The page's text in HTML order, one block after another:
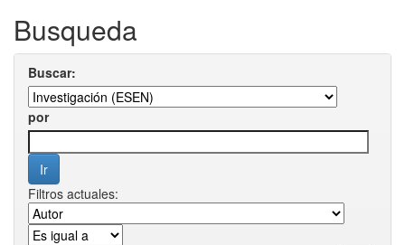
Busqueda
Buscar:
por
Filtros actuales: